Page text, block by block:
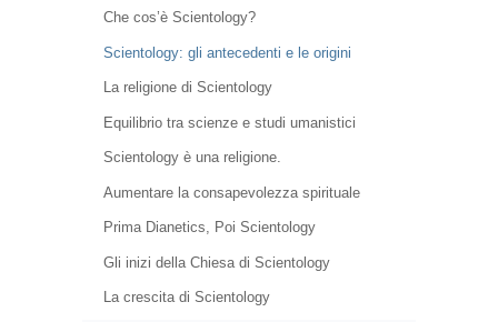
Che cos’è Scientology?
Scientology: gli antecedenti e le origini
La religione di Scientology
Equilibrio tra scienze e studi umanistici
Scientology è una religione.
Aumentare la consapevolezza spirituale
Prima Dianetics, Poi Scientology
Gli inizi della Chiesa di Scientology
La crescita di Scientology